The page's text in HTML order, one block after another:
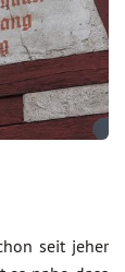
seit jeher